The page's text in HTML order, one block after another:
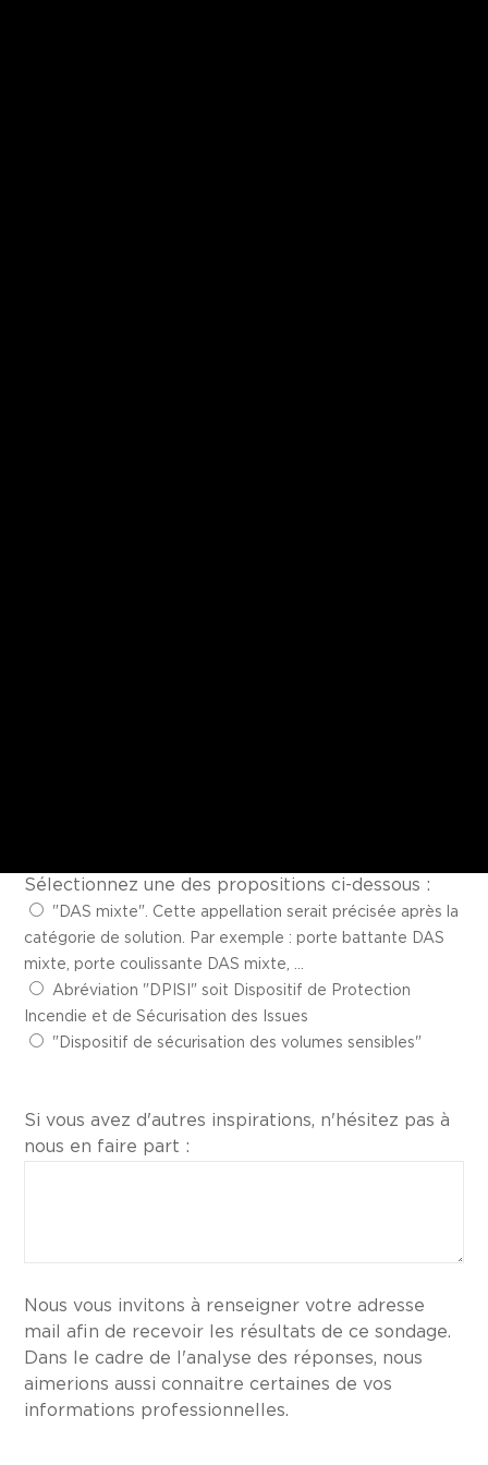
Sélectionnez une des propositions ci-dessous :
"DAS mixte". Cette appellation serait précisée après la
catégorie de solution. Par exemple : porte battante DAS
mixte, porte coulissante DAS mixte, ...
Abréviation "DPISI" soit Dispositif de Protection
Incendie et de Sécurisation des Issues
"Dispositif de sécurisation des volumes sensibles"
Si vous avez d'autres inspirations, n'hésitez pas à
nous en faire part :
Nous vous invitons à renseigner votre adresse
mail afin de recevoir les résultats de ce sondage.
Dans le cadre de l'analyse des réponses, nous
aimerions aussi connaitre certaines de vos
informations professionnelles.